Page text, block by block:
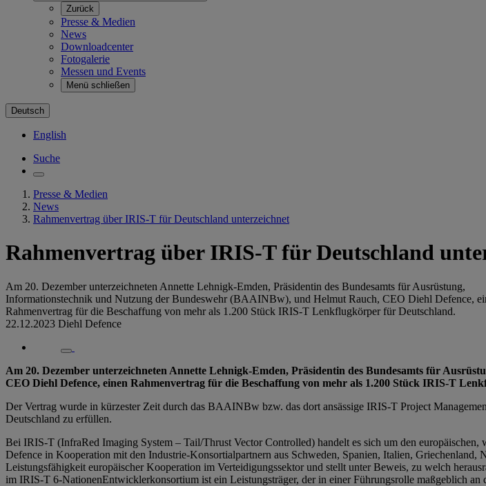
Zurück
Presse & Medien
News
Downloadcenter
Fotogalerie
Messen und Events
Menü schließen
Deutsch
English
Suche
Presse & Medien
News
Rahmenvertrag über IRIS-T für Deutschland unterzeichnet
Rahmenvertrag über IRIS-T für Deutschland
Am 20. Dezember unterzeichneten Annette Lehnigk-Emden, Präsidentin des Bundesamts für Ausrüstung,
Informationstechnik und Nutzung der Bundeswehr (BAAINBw), und Helmut Rauch, CEO Diehl Defence,
Rahmenvertrag für die Beschaffung von mehr als 1.200 Stück IRIS-T Lenkflugkörper für Deutschland.
22.12.2023 Diehl Defence
Am 20. Dezember unterzeichneten Annette Lehnigk-Emden, Präsidentin des Bundesamts für
CEO Diehl Defence, einen Rahmenvertrag für die Beschaffung von mehr als 1.200 Stück IRIS-T
Der Vertrag wurde in kürzester Zeit durch das BAAINBw bzw. das dort ansässige IRIS-T Project
Deutschland zu erfüllen.
Bei IRIS-T (InfraRed Imaging System – Tail/Thrust Vector Controlled) handelt es sich um den
Defence in Kooperation mit den Industrie-Konsortialpartnern aus Schweden, Spanien, Italien,
Leistungsfähigkeit europäischer Kooperation im Verteidigungssektor und stellt unter Beweis, zu welch
im IRIS-T 6-NationenEntwicklerkonsortium ist ein Leistungsträger, der in einer Führungsrolle maßgeblich